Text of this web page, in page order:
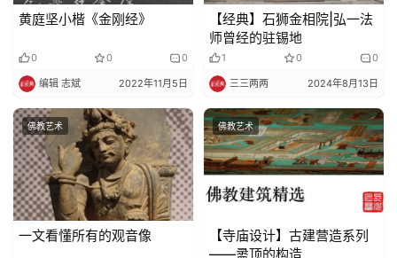
黄庭坚小楷《金刚经》
0 0 0
编辑 志斌 2022年11月5日
【经典】石狮金相院|弘一法
师曾经的驻锡地
1 0 0
三三两两 2024年8月13日
佛教艺术
一文看懂所有的观音像
佛教艺术
【寺庙设计】古建营造系列
——盝顶的构造